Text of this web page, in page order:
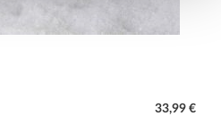
33,99 €